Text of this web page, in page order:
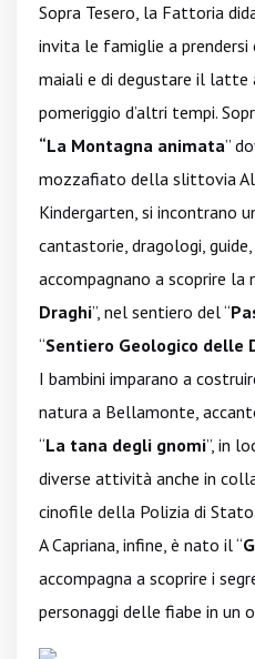
Sopra Tesero, la Fattoria
invita le famiglie a prendersi
maiali e di degustare il latte
pomeriggio d’altri tempi.
“La Montagna animata”
mozzafiato della slittovia
Kindergarten, si incontrano
cantastorie, dragologi,
accompagnano a scoprire la
Draghi”, nel sentiero del “
“Sentiero Geologico delle
I bambini imparano a
natura a Bellamonte,
“La tana degli gnomi”, in
diverse attività anche in
cinofile della Polizia di
A Capriana, infine, è nato il “
accompagna a scoprire i
personaggi delle fiabe in un